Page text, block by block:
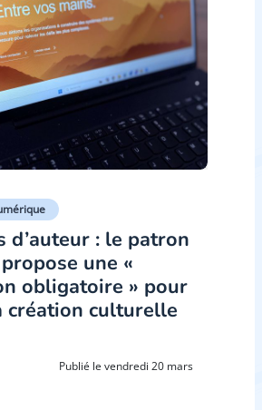
d’auteur : le patron
une «
obligatoire » pour
création culturelle
Publié le vendredi 20 mars